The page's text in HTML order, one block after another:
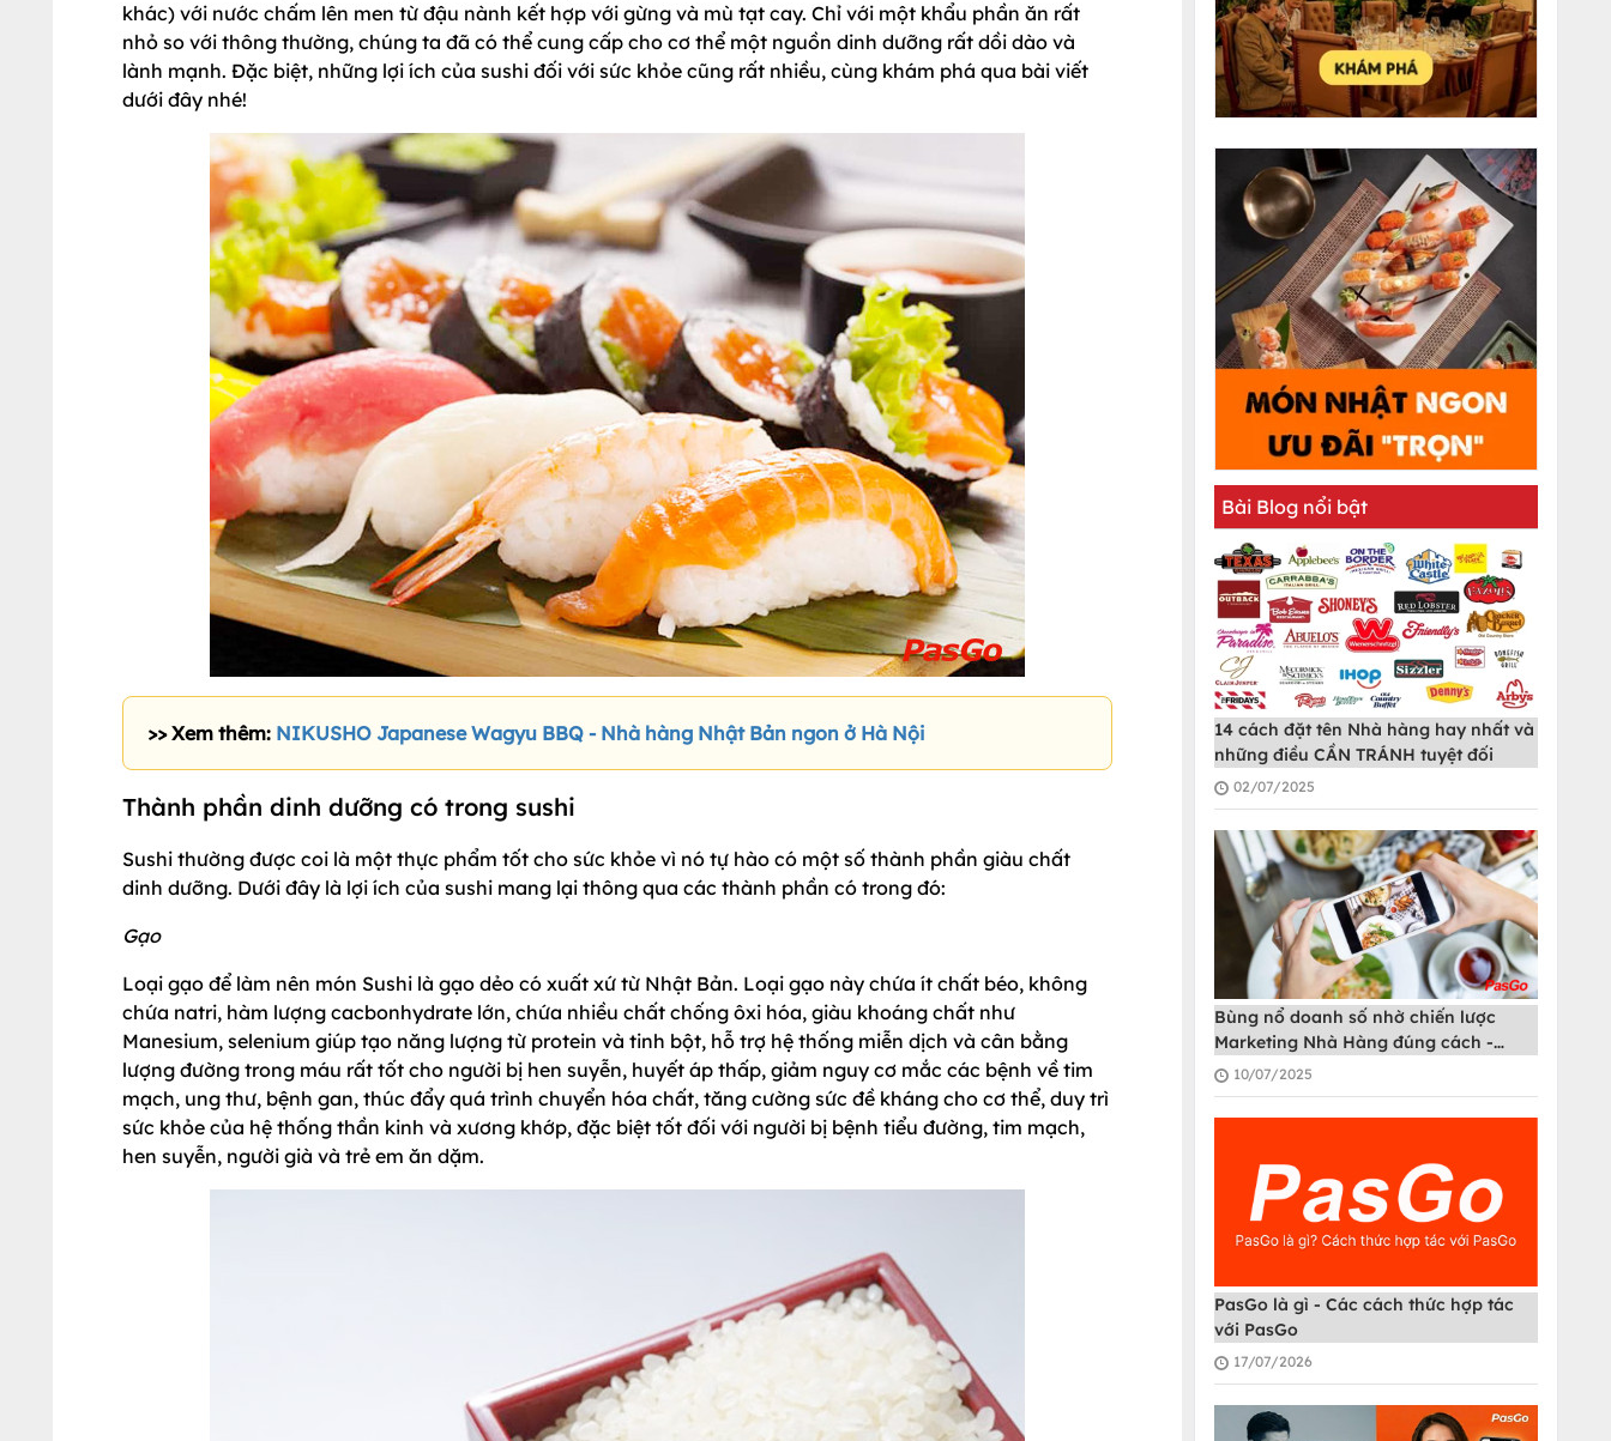
khác) với nước chấm lên men từ đậu nành kết hợp với gừng và mù tạt cay. Chỉ với một khẩu phần ăn rất
nhỏ so với thông thường, chúng ta đã có thể cung cấp cho cơ thể một nguồn dinh dưỡng rất dồi dào và
lành mạnh. Đặc biệt, những lợi ích của sushi đối với sức khỏe cũng rất nhiều, cùng khám phá qua bài viết
dưới đây nhé!
>> Xem thêm: NIKUSHO Japanese Wagyu BBQ - Nhà hàng Nhật Bản ngon ở Hà Nội
Thành phần dinh dưỡng có trong sushi
Sushi thường được coi là một thực phẩm tốt cho sức khỏe vì nó tự hào có một số thành phần giàu chất
dinh dưỡng. Dưới đây là lợi ích của sushi mang lại thông qua các thành phần có trong đó:
Gạo
Loại gạo để làm nên món Sushi là gạo dẻo có xuất xứ từ Nhật Bản. Loại gạo này chứa ít chất béo, không
chứa natri, hàm lượng cacbonhydrate lớn, chứa nhiều chất chống ôxi hóa, giàu khoáng chất như
Manesium, selenium giúp tạo năng lượng từ protein và tinh bột, hỗ trợ hệ thống miễn dịch và cân bằng
lượng đường trong máu rất tốt cho người bị hen suyễn, huyết áp thấp, giảm nguy cơ mắc các bệnh về tim
mạch, ung thư, bệnh gan, thúc đẩy quá trình chuyển hóa chất, tăng cường sức đề kháng cho cơ thể, duy trì
sức khỏe của hệ thống thần kinh và xương khớp, đặc biệt tốt đối với người bị bệnh tiểu đường, tim mạch,
hen suyễn, người già và trẻ em ăn dặm.
Bài Blog nổi bật
14 cách đặt tên Nhà hàng hay nhất và
những điều CẦN TRÁNH tuyệt đối
02/07/2025
Bùng nổ doanh số nhờ chiến lược
Marketing Nhà Hàng đúng cách -
PasGo
10/07/2025
PasGo là gì - Các cách thức hợp tác
với PasGo
17/07/2026